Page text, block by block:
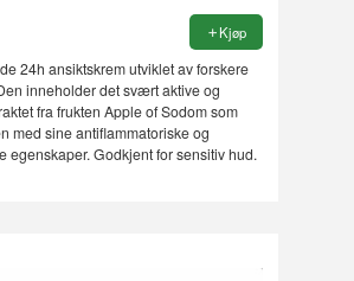
Kjøp
24h ansiktskrem utviklet av forskere
inneholder det svært aktive og
fra frukten Apple of Sodom som
med sine antiflammatoriske og
egenskaper. Godkjent for sensitiv hud.